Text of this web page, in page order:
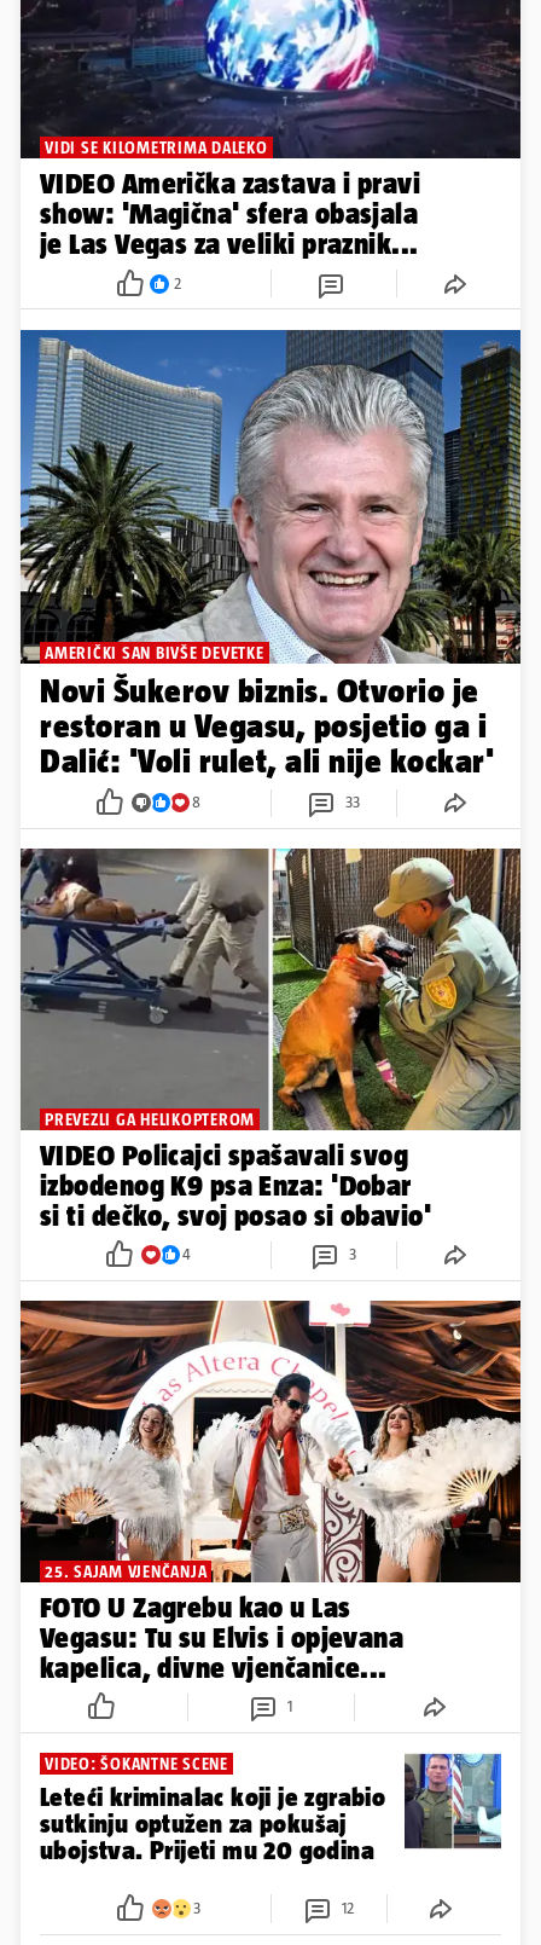
VIDI SE KILOMETRIMA DALEKO
VIDEO Američka zastava i pravi
show: 'Magična' sfera obasjala
je Las Vegas za veliki praznik...
2
AMERIČKI SAN BIVŠE DEVETKE
Novi Šukerov biznis. Otvorio je
restoran u Vegasu, posjetio ga i
Dalić: 'Voli rulet, ali nije kockar'
8 33
PREVEZLI GA HELIKOPTEROM
VIDEO Policajci spašavali svog
izbodenog K9 psa Enza: 'Dobar
si ti dečko, svoj posao si obavio'
4 3
25. SAJAM VJENČANJA
FOTO U Zagrebu kao u Las
Vegasu: Tu su Elvis i opjevana
kapelica, divne vjenčanice...
1
VIDEO: ŠOKANTNE SCENE
Leteći kriminalac koji je zgrabio
sutkinju optužen za pokušaj
ubojstva. Prijeti mu 20 godina
3 12